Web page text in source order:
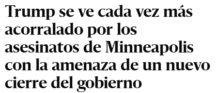
Trump se ve cada vez más
acorralado por los
asesinatos de Minneapolis
con la amenaza de un nuevo
cierre del gobierno